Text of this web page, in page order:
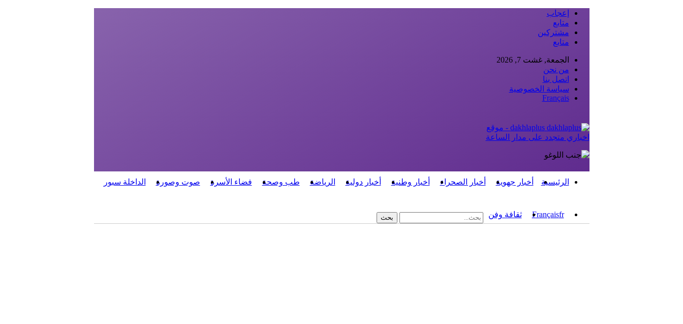
إعجاب
متابع
مشتركين
متابع
الجمعة, غشت 7, 2026
من نحن
اتصل بنا
سياسة الخصوصية
Français
dakhlaplus - موقع
اخباري متجدد على مدار الساعة
الرئيسية أخبار جهوية أخبار الصحراء أخبار وطنية أخبار دولية الرياضة طب وصحة فضاء الأسرة صوت وصورة الداخلة سبور
Françaisfr ثقافة وفن